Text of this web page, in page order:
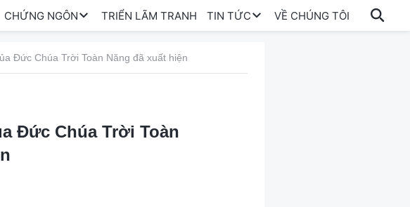
CHỨNG NGÔN TRIỂN LÃM TRANH TIN TỨC VỀ CHÚNG TÔI
Đức Chúa Trời Toàn Năng đã xuất hiện
Đức Chúa Trời Toàn